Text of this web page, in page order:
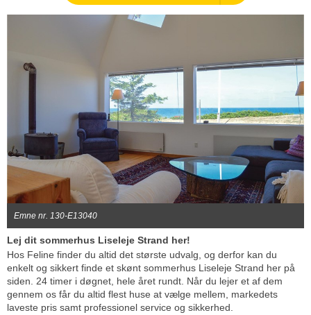
Emne nr. 130-E13040
Lej dit sommerhus Liseleje Strand her!
Hos Feline finder du altid det største udvalg, og derfor kan du
enkelt og sikkert finde et skønt sommerhus Liseleje Strand her på
siden. 24 timer i døgnet, hele året rundt. Når du lejer et af dem
gennem os får du altid flest huse at vælge mellem, markedets
laveste pris samt professionel service og sikkerhed.